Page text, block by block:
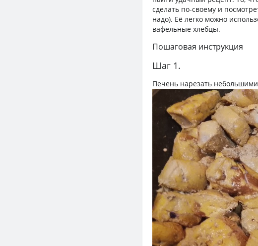
сделать по-своему и
надо). Её легко можно
вафельные хлебцы.
Пошаговая инструкция
Шаг 1.
Печень нарезать